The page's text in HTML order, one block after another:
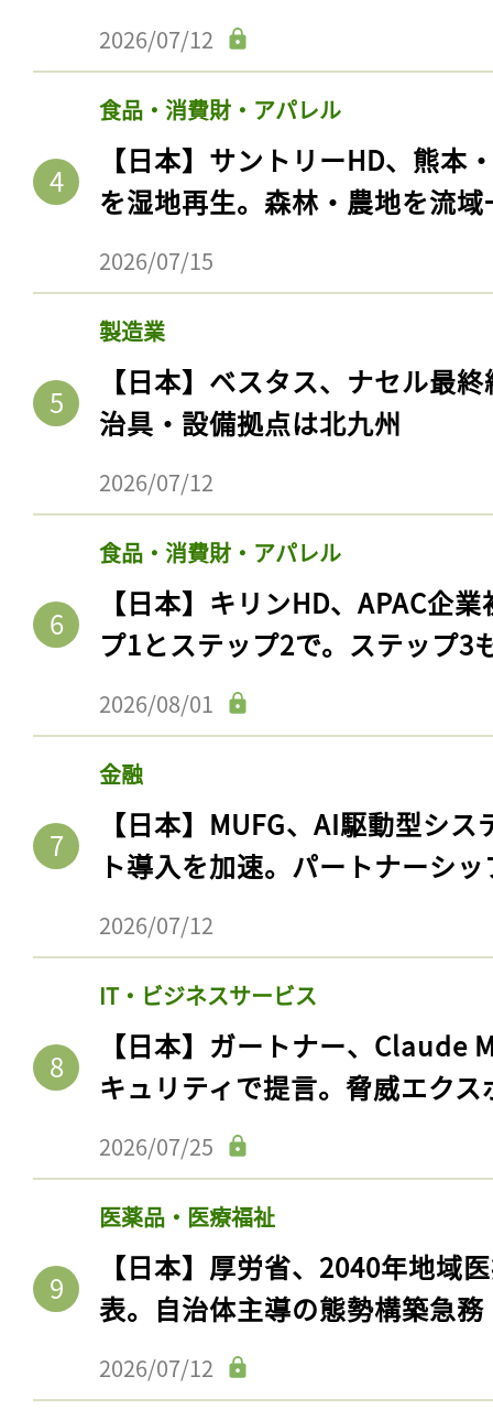
2026/07/12
食品・消費財・アパレル
【日本】サントリーHD、熊本
を湿地再生。森林・農地を流
2026/07/15
製造業
【日本】ベスタス、ナセル最
治具・設備拠点は北九州
2026/07/12
食品・消費財・アパレル
【日本】キリンHD、APAC企
プ1とステップ2で。ステップ3
2026/08/01
金融
【日本】MUFG、AI駆動型シ
ト導入を加速。パートナーシ
2026/07/12
IT・ビジネスサービス
【日本】ガートナー、Claude
キュリティで提言。脅威エク
2026/07/25
医薬品・医療福祉
【日本】厚労省、2040年地域
表。自治体主導の態勢構築急務
2026/07/12
記事をお気に入りに
ログインが必
ログイン
会員登録